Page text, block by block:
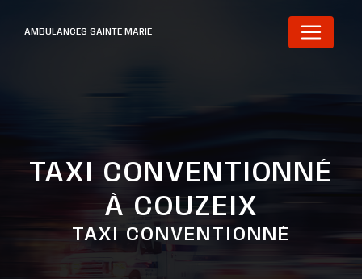
AMBULANCES SAINTE MARIE
TAXI CONVENTIONNÉ
À COUZEIX
TAXI CONVENTIONNÉ